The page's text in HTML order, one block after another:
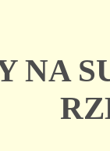
NA